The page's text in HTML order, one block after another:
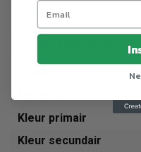
Kleur primair
Kleur secundair